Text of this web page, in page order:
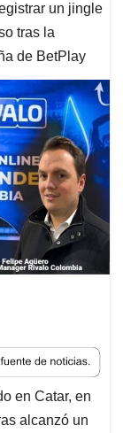
un jingle
tras la
de BetPlay
en Catar, en
alcanzó un